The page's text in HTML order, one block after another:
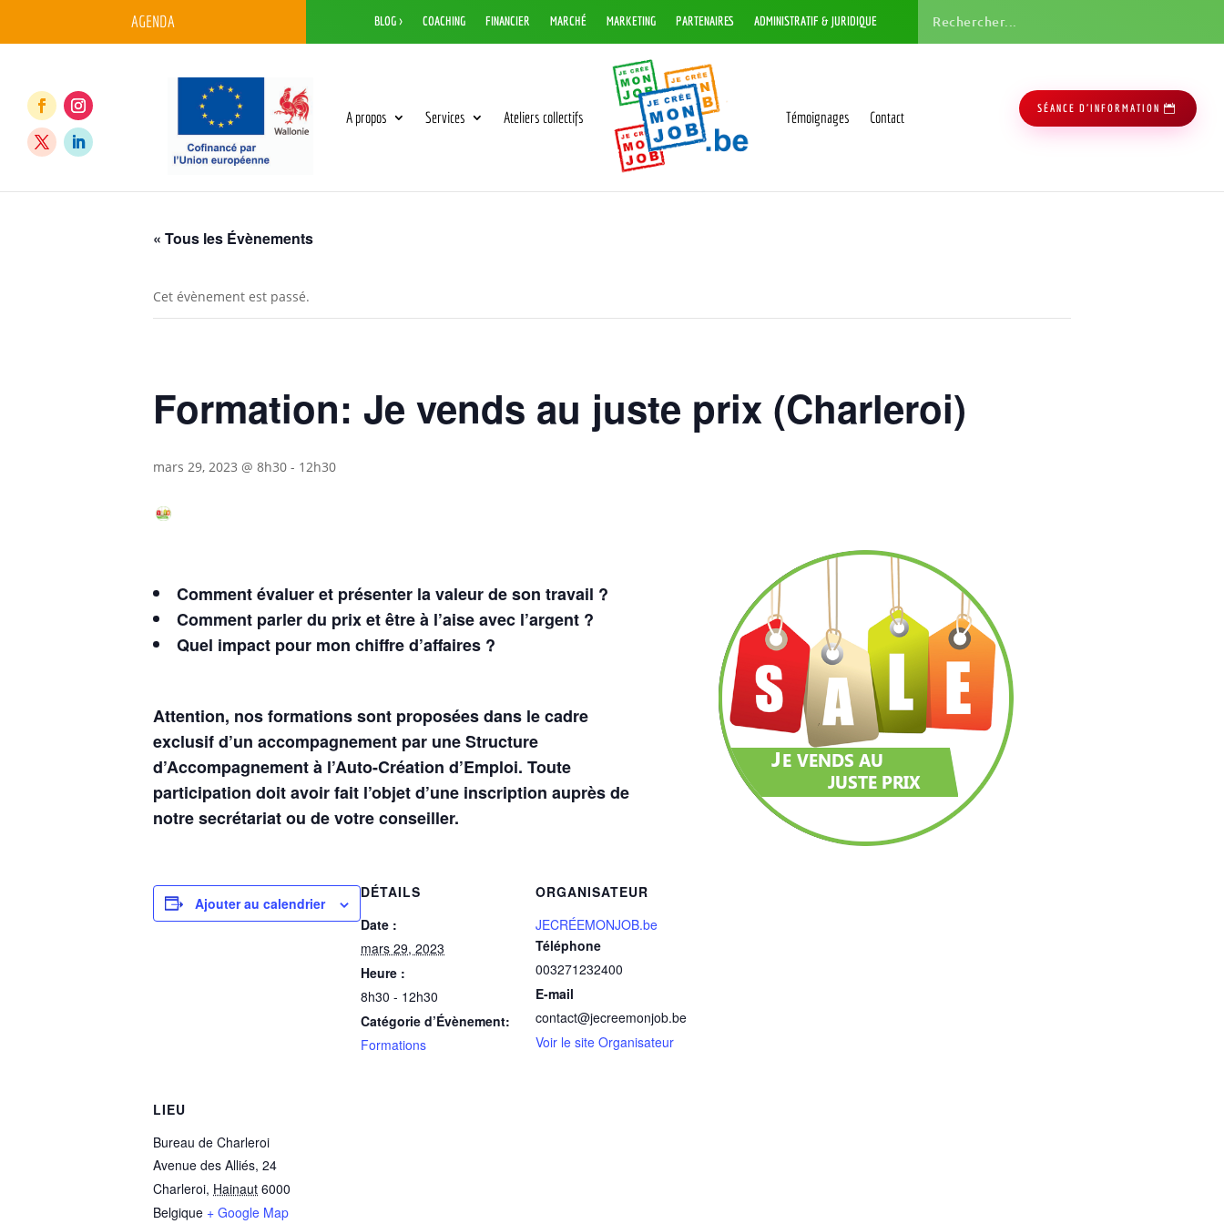
AGENDA BLOG > COACHING FINANCIER MARCHÉ MARKETING PARTENAIRES ADMINISTRATIF & JURIDIQUE
A propos Services Ateliers collectifs Témoignages Contact
SÉANCE D'INFORMATION
« Tous les Évènements
Cet évènement est passé.
Formation: Je vends au juste prix (Charleroi)
mars 29, 2023 @ 8h30 - 12h30
Comment évaluer et présenter la valeur de son travail ?
Comment parler du prix et être à l’aise avec l’argent ?
Quel impact pour mon chiffre d’affaires ?
Attention, nos formations sont proposées dans le cadre
exclusif d’un accompagnement par une Structure
d’Accompagnement à l’Auto-Création d’Emploi. Toute
participation doit avoir fait l’objet d’une inscription auprès de
notre secrétariat ou de votre conseiller.
Ajouter au calendrier
DÉTAILS
Date :
mars 29, 2023
Heure :
8h30 - 12h30
Catégorie d’Évènement:
Formations
ORGANISATEUR
JECRÉEMONJOB.be
Téléphone
003271232400
E-mail
contact@jecreemonjob.be
Voir le site Organisateur
LIEU
Bureau de Charleroi
Avenue des Alliés, 24
Charleroi, Hainaut 6000
Belgique + Google Map